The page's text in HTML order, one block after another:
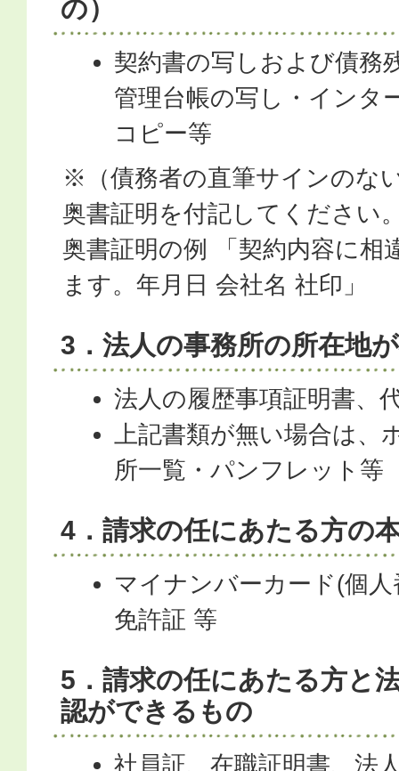
の）
契約書の写しおよび債務
管理台帳の写し・インタ
コピー等
※（債務者の直筆サインのな
奥書証明を付記してください
奥書証明の例 「契約内容に相
ます。年月日 会社名 社印」
3．法人の事務所の所在地
法人の履歴事項証明書、
上記書類が無い場合は、
所一覧・パンフレット等
4．請求の任にあたる方の
マイナンバーカード(個
免許証 等
5．請求の任にあたる方と
認ができるもの
社員証、在職証明書、法